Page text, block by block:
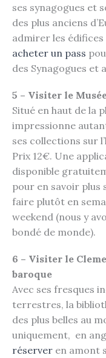
ses synagogues et
des plus anciens
admirer les édifices
acheter un pass
des Synagogues et
5 – Visiter le
Situé en haut de la
impressionne
ses collections sur
Prix 12€. Une
disponible
pour en savoir plus
faire plutôt en
weekend (nous y
bondé de monde).
6 – Visiter le
baroque
Avec ses fresques
terrestres, la
des plus belles au
uniquement, en
réserver en amont